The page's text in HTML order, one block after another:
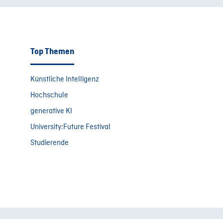
Top Themen
Künstliche Intelligenz
Hochschule
generative KI
University:Future Festival
Studierende